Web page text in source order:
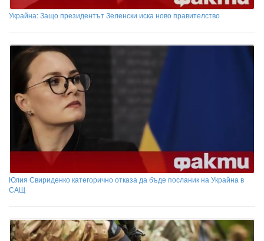
Украйна: Защо президентът Зеленски иска ново правителство
Юлия Свириденко категорично отказа да бъде посланик на Украйна в
САЩ